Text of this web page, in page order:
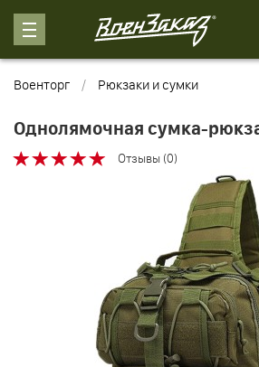
Военторг Рюкзаки и сумки
Однолямочная сумка-
Отзывы (0)